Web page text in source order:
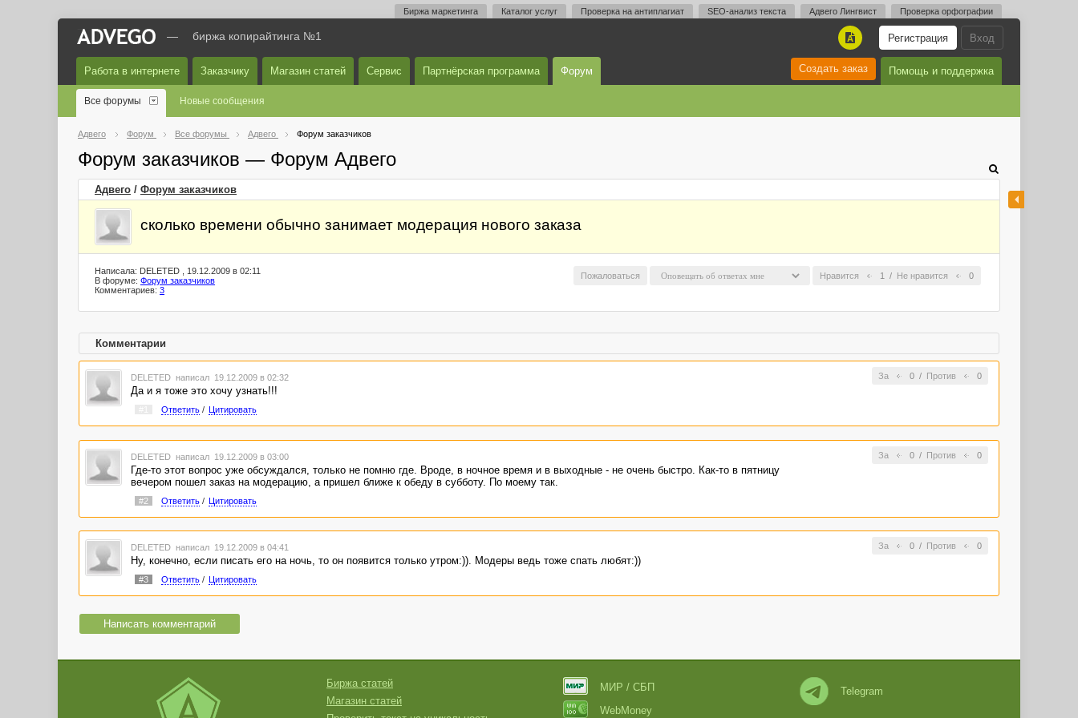
Биржа маркетинга Каталог услуг Проверка на антиплагиат SEO-анализ текста Адвего Лингвист Проверка орфографии
Вход
Регистрация
A
— биржа копирайтинга №1
Работа в интернете Заказчику Магазин статей Сервис Партнёрская программа Форум Помощь и поддержка
Создать заказ
Все форумы Новые сообщения
Адвего Форум Все форумы Адвего Форум заказчиков
Форум заказчиков — Форум Адвего
Адвего / Форум заказчиков
сколько времени обычно занимает модерация нового заказа
Нравится 1 / Не нравится 0
Пожаловаться
Написала: DELETED , 19.12.2009 в 02:11
В форуме: Форум заказчиков
Комментариев: 3
Комментарии
За 0/ Против 0
DELETED написал 19.12.2009 в 02:32
Да и я тоже это хочу узнать!!!
Ответить/ Цитировать
За 0/ Против 0
DELETED написал 19.12.2009 в 03:00
Где-то этот вопрос уже обсуждался, только не помню где. Вроде, в ночное время и в выходные - не очень быстро. Как-то в пятницу
вечером пошел заказ на модерацию, а пришел ближе к обеду в субботу. По моему так.
#2 Ответить/ Цитировать
За 0/ Против 0
DELETED написал 19.12.2009 в 04:41
Ну, конечно, если писать его на ночь, то он появится только утром:)). Модеры ведь тоже спать любят:))
#3 Ответить/ Цитировать
Написать комментарий
Биржа статей
Магазин статей
МИР / СБП
WebMoney
Telegram